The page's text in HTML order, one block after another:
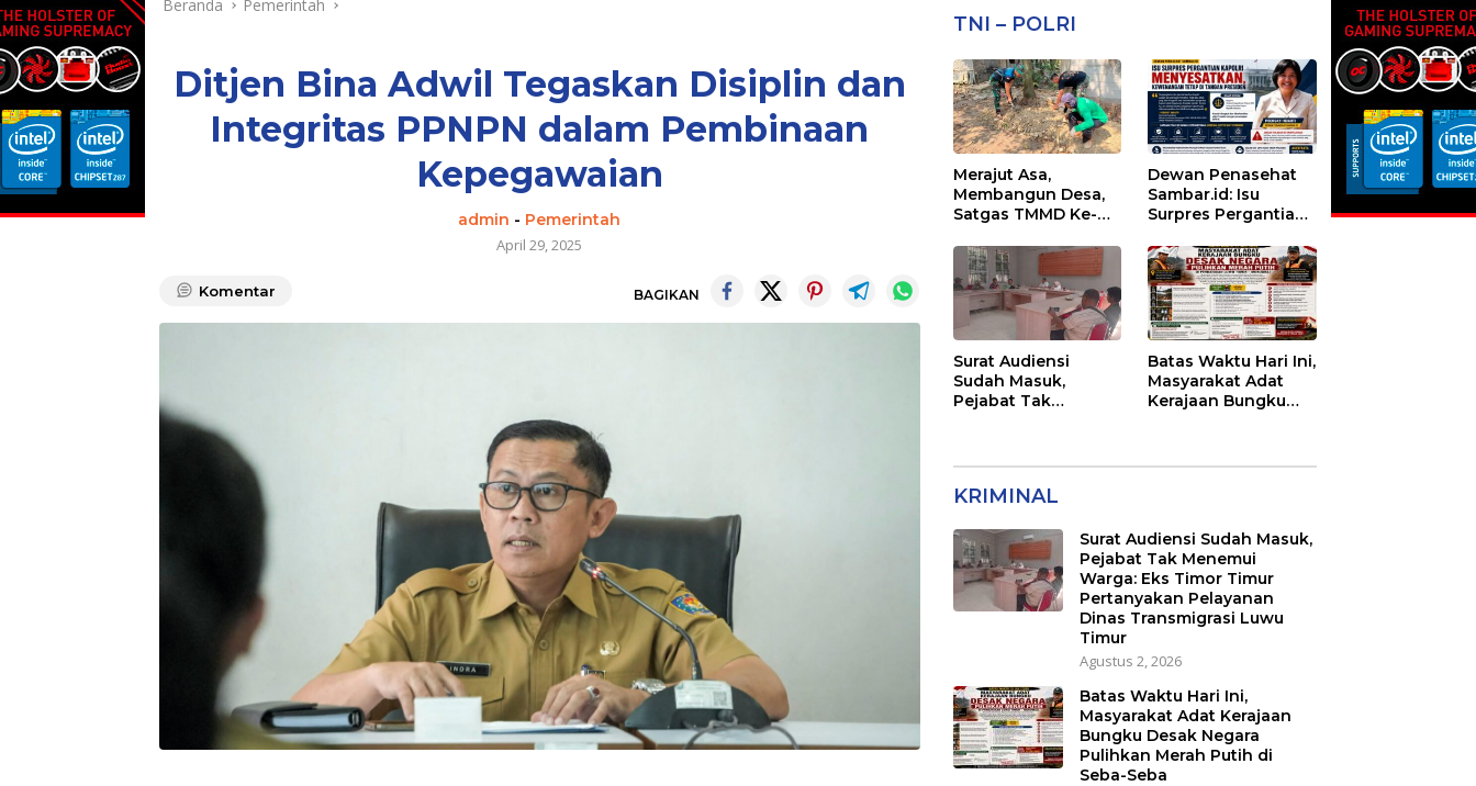
Beranda Pemerintah
Ditjen Bina Adwil Tegaskan Disiplin dan
Integritas PPNPN dalam Pembinaan
Kepegawaian
admin - Pemerintah
April 29, 2025
Komentar BAGIKAN
TNI – POLRI
Merajut Asa,
Membangun Desa,
Satgas TMMD Ke-
Pengurukan
Sasaran 5
Dewan Penasehat
Sambar.id: Isu
Surpres Pergantian
Menyesatkan,
Kewenangan Mutlak
di Tangan Presiden
Surat Audiensi
Sudah Masuk,
Pejabat Tak
Transmigrasi Luwu
Batas Waktu Hari Ini,
Masyarakat Adat
Kerajaan Bungku
KRIMINAL
Surat Audiensi Sudah Masuk,
Pejabat Tak Menemui
Warga: Eks Timor Timur
Pertanyakan Pelayanan
Dinas Transmigrasi Luwu
Timur
Agustus 2, 2026
Batas Waktu Hari Ini,
Masyarakat Adat Kerajaan
Bungku Desak Negara
Pulihkan Merah Putih di
Seba-Seba